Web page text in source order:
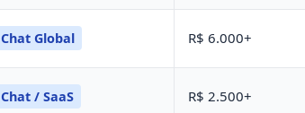
Chat Global R$ 6.000+
Chat / SaaS R$ 2.500+